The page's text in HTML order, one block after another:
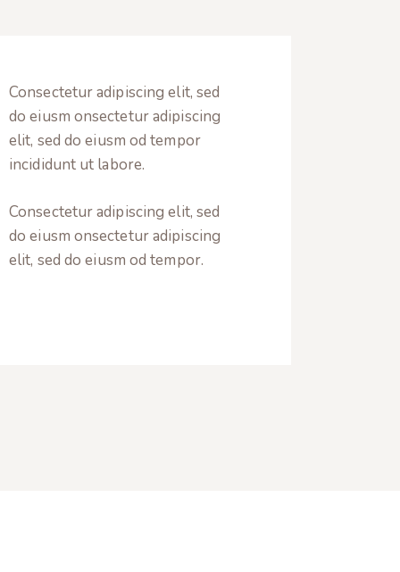
Consectetur adipiscing elit, sed
do eiusm onsectetur adipiscing
elit, sed do eiusm od tempor
incididunt ut labore.
Consectetur adipiscing elit, sed
do eiusm onsectetur adipiscing
elit, sed do eiusm od tempor.